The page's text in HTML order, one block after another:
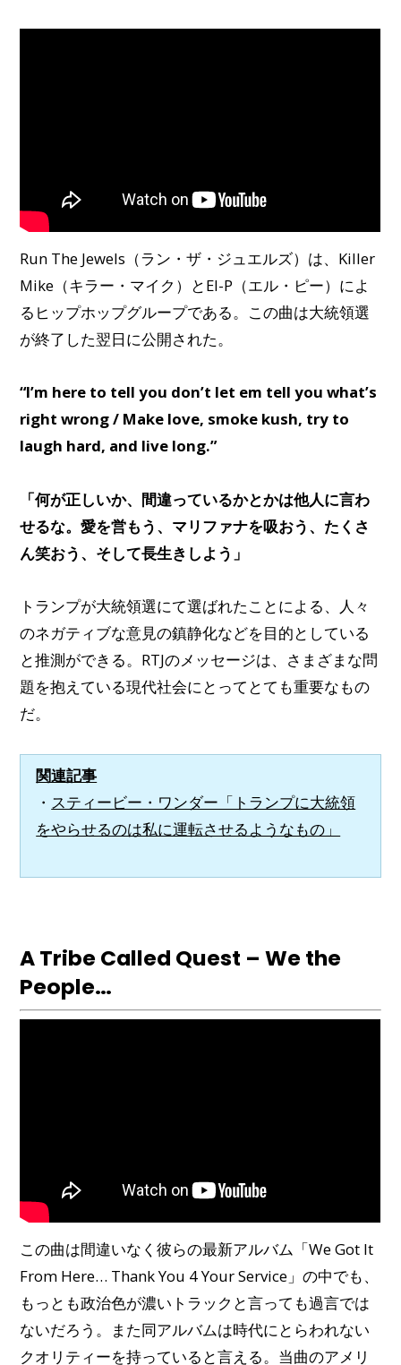
Run The Jewels（ラン・ザ・ジュエルズ）は、Killer
Mike（キラー・マイク）とEl-P（エル・ピー）によ
るヒップホップグループである。この曲は大統領選
が終了した翌日に公開された。
“I’m here to tell you don’t let em tell you what’s
right wrong / Make love, smoke kush, try to
laugh hard, and live long.”
「何が正しいか、間違っているかとかは他人に言わ
せるな。愛を営もう、マリファナを吸おう、たくさ
ん笑おう、そして長生きしよう」
トランプが大統領選にて選ばれたことによる、人々
のネガティブな意見の鎮静化などを目的としている
と推測ができる。RTJのメッセージは、さまざまな問
題を抱えている現代社会にとってとても重要なもの
だ。
関連記事
・ スティービー・ワンダー「トランプに大統領
をやらせるのは私に運転させるようなもの」
A Tribe Called Quest – We the
People…
この曲は間違いなく彼らの最新アルバム「We Got It
From Here… Thank You 4 Your Service」の中でも、
もっとも政治色が濃いトラックと言っても過言では
ないだろう。また同アルバムは時代にとらわれない
クオリティーを持っていると言える。当曲のアメリ